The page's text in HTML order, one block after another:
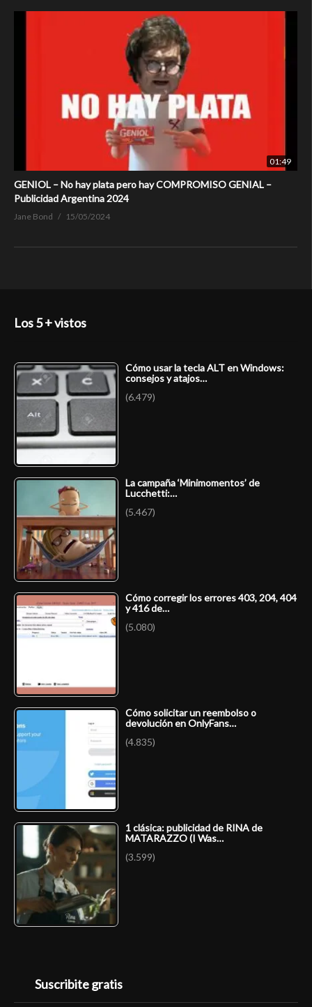
01:49
GENIOL – No hay plata pero hay COMPROMISO GENIAL –
Publicidad Argentina 2024
Jane Bond 15/05/2024
Los 5 + vistos
Cómo usar la tecla ALT en Windows:
consejos y atajos…
(6.479)
La campaña ‘Minimomentos’ de
Lucchetti:…
(5.467)
Cómo corregir los errores 403, 204, 404
y 416 de…
(5.080)
Cómo solicitar un reembolso o
devolución en OnlyFans…
(4.835)
1 clásica: publicidad de RINA de
MATARAZZO (I Was…
(3.599)
Suscribite gratis